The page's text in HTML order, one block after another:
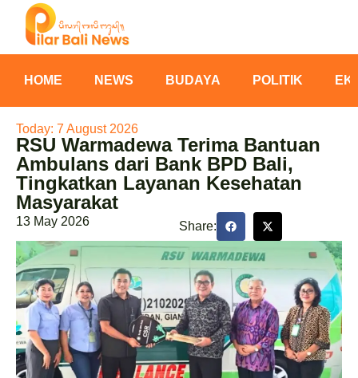
HOME NEWS BUDAYA POLITIK
Today: 7 August 2026
RSU Warmadewa Terima Bantuan
Ambulans dari Bank BPD Bali,
Tingkatkan Layanan Kesehatan
Masyarakat
13 May 2026 Share: